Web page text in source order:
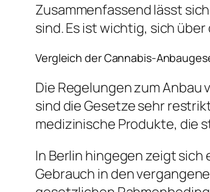
Zusammenfassend lässt
sind. Es ist wichtig, sich
Vergleich der Cannabis-
Die Regelungen zum Anbau
sind die Gesetze sehr
medizinische Produkte, die
In Berlin hingegen zeigt
Gebrauch in den